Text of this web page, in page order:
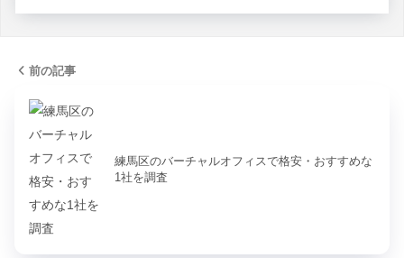
前の記事
練馬区のバーチャルオフィスで格安・おすすめな
1社を調査